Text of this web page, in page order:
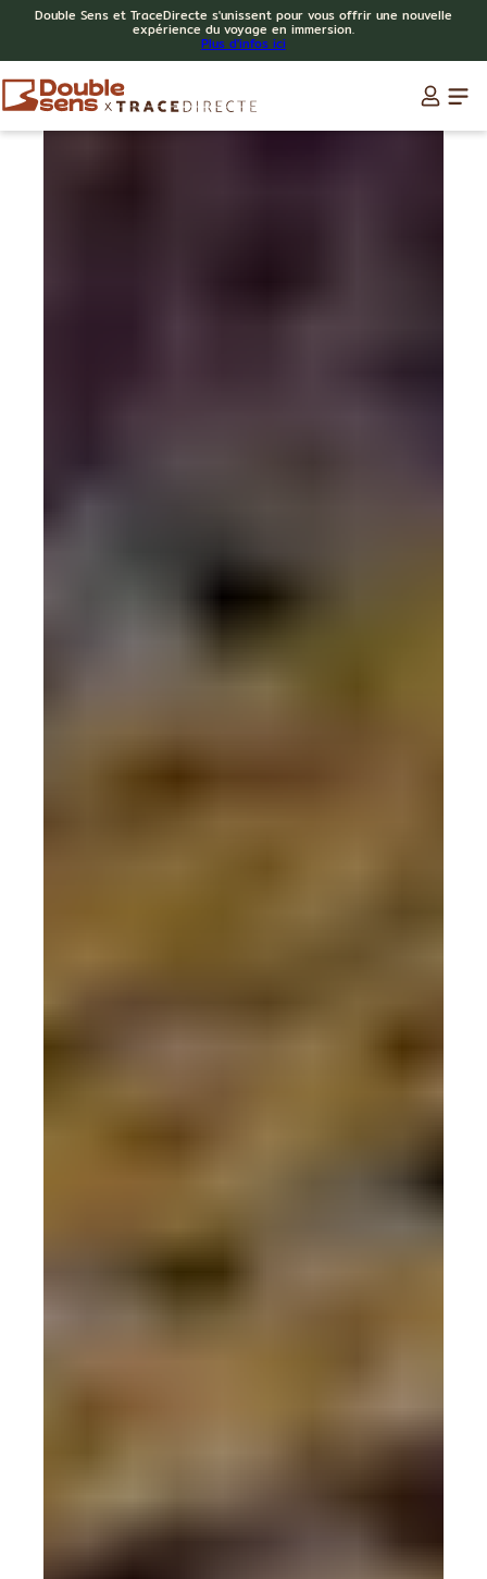
Double Sens et TraceDirecte s'unissent pour vous offrir une nouvelle
expérience du voyage en immersion.
Plus d'infos ici